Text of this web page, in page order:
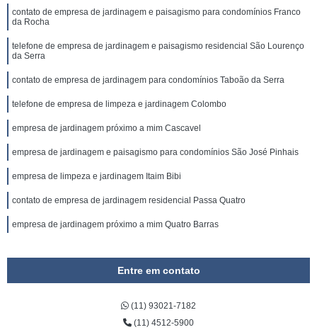
contato de empresa de jardinagem e paisagismo para condomínios Franco
da Rocha
telefone de empresa de jardinagem e paisagismo residencial São Lourenço
da Serra
contato de empresa de jardinagem para condomínios Taboão da Serra
telefone de empresa de limpeza e jardinagem Colombo
empresa de jardinagem próximo a mim Cascavel
empresa de jardinagem e paisagismo para condomínios São José Pinhais
empresa de limpeza e jardinagem Itaim Bibi
contato de empresa de jardinagem residencial Passa Quatro
empresa de jardinagem próximo a mim Quatro Barras
Entre em contato
(11) 93021-7182
(11) 4512-5900